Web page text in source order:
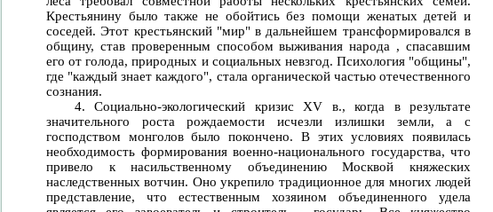
Крестьянину было также не обойтись без помощи женатых детей и
соседей. Этот крестьянский "мир" в дальнейшем трансформировался в
общину, став проверенным способом выживания народа , спасавшим
его от голода, природных и социальных невзгод. Психология "общины",
где "каждый знает каждого", стала органической частью отечественного
сознания.
4. Социально-экологический кризис XV в., когда в результате
значительного роста рождаемости исчезли излишки земли, а с
господством монголов было покончено. В этих условиях появилась
необходимость формирования военно-национального государства, что
привело к насильственному объединению Москвой княжеских
наследственных вотчин. Оно укрепило традиционное для многих людей
представление, что естественным хозяином объединенного удела